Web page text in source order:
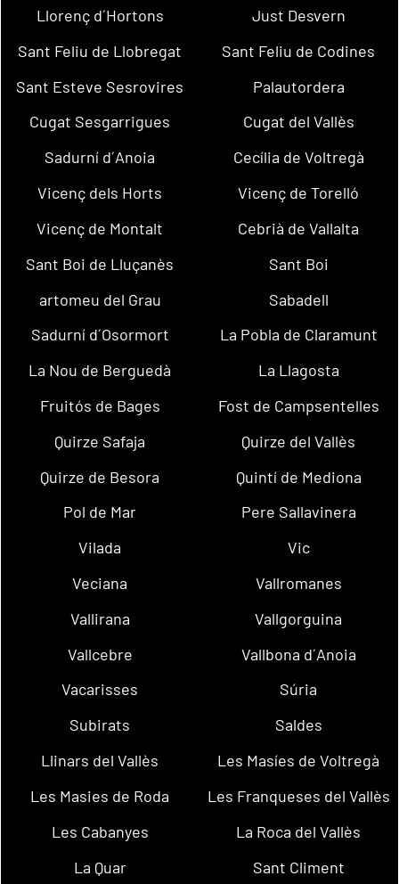
Llorenç d´Hortons
Just Desvern
Sant Feliu de Llobregat
Sant Feliu de Codines
Sant Esteve Sesrovires
Palautordera
Cugat Sesgarrigues
Cugat del Vallès
Sadurní d´Anoia
Cecília de Voltregà
Vicenç dels Horts
Vicenç de Torelló
Vicenç de Montalt
Cebrià de Vallalta
Sant Boi de Lluçanès
Sant Boi
artomeu del Grau
Sabadell
Sadurní d´Osormort
La Pobla de Claramunt
La Nou de Berguedà
La Llagosta
Fruitós de Bages
Fost de Campsentelles
Quirze Safaja
Quirze del Vallès
Quirze de Besora
Quintí de Mediona
Pol de Mar
Pere Sallavinera
Vilada
Vic
Veciana
Vallromanes
Vallirana
Vallgorguina
Vallcebre
Vallbona d´Anoia
Vacarisses
Súria
Subirats
Saldes
Llinars del Vallès
Les Masíes de Voltregà
Les Masies de Roda
Les Franqueses del Vallès
Les Cabanyes
La Roca del Vallès
La Quar
Sant Climent